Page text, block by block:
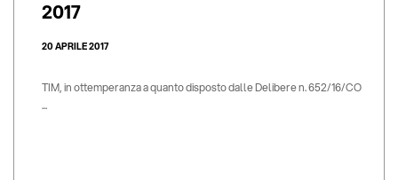
2017
20 APRILE 2017
TIM, in ottemperanza a quanto disposto dalle Delibere n. 652/16/CO
...